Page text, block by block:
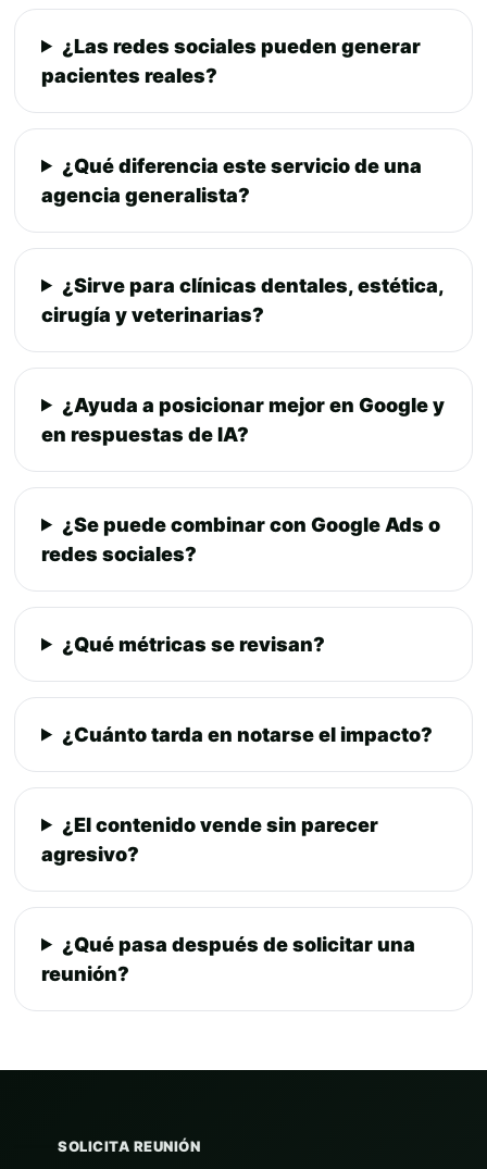
¿Las redes sociales pueden generar
pacientes reales?
¿Qué diferencia este servicio de una
agencia generalista?
¿Sirve para clínicas dentales, estética,
cirugía y veterinarias?
¿Ayuda a posicionar mejor en Google y
en respuestas de IA?
¿Se puede combinar con Google Ads o
redes sociales?
¿Qué métricas se revisan?
¿Cuánto tarda en notarse el impacto?
¿El contenido vende sin parecer
agresivo?
¿Qué pasa después de solicitar una
reunión?
SOLICITA REUNIÓN